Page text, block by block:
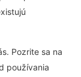
Pozrite sa na
používania